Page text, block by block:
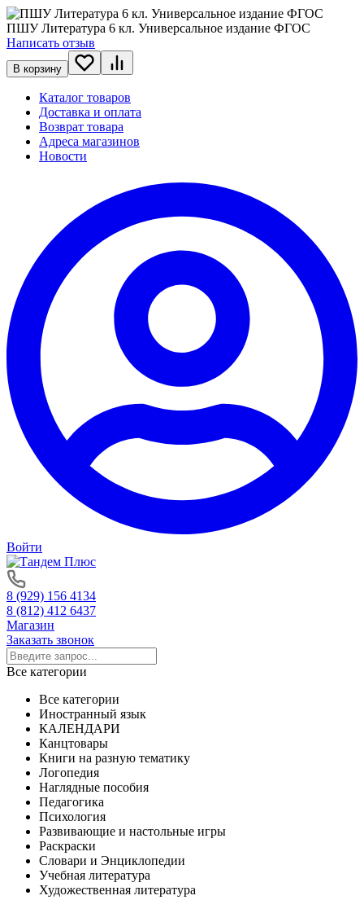
ПШУ Литература 6 кл. Универсальное издание ФГОС
Написать отзыв
В корзину
Каталог товаров
Доставка и оплата
Возврат товара
Адреса магазинов
Новости
Войти
8 (929) 156 4134
8 (812) 412 6437
Магазин
Заказать звонок
Все категории
Все категории
Иностранный язык
КАЛЕНДАРИ
Канцтовары
Книги на разную тематику
Логопедия
Наглядные пособия
Педагогика
Психология
Развивающие и настольные игры
Раскраски
Словари и Энциклопедии
Учебная литература
Художественная литература